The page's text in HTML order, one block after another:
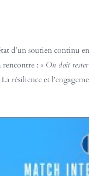
d’un soutien continu
rencontre : « On doit
résilience et